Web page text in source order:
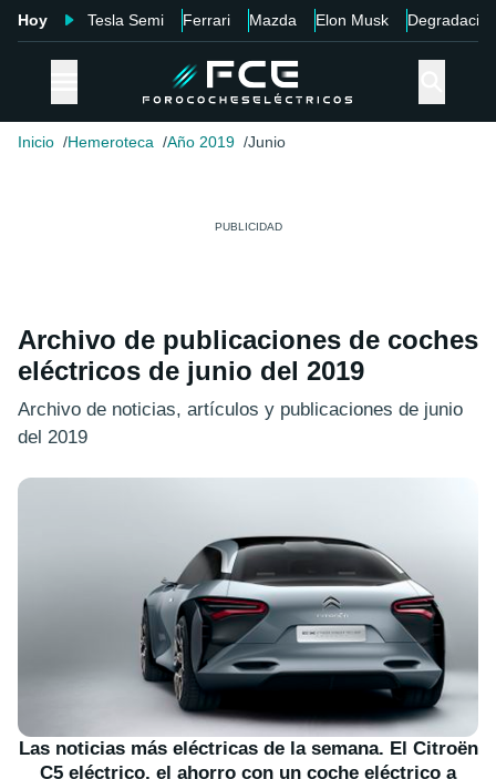
Hoy Tesla Semi Ferrari Mazda Elon Musk Degradación
Inicio Hemeroteca Año 2019 Junio
Archivo de publicaciones de coches
eléctricos de junio del 2019
Archivo de noticias, artículos y publicaciones de junio
del 2019
Las noticias más eléctricas de la semana. El Citroën
C5 eléctrico, el ahorro con un coche eléctrico a